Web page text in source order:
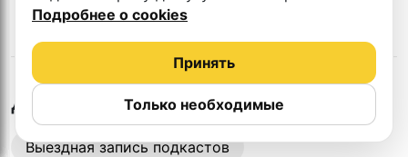
Другие студии в Караганде
Выездная запись подкастов
Подробнее о cookies
Только необходимые
Принять